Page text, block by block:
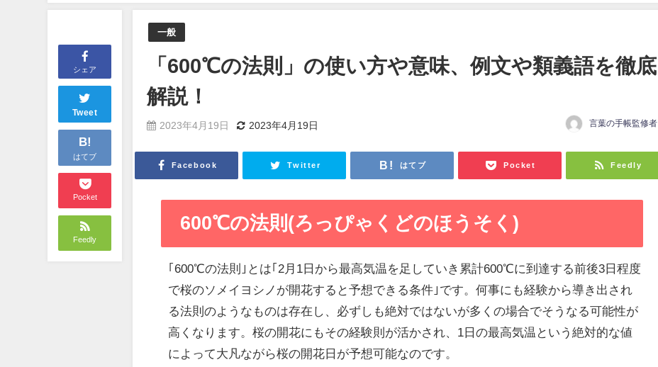
シェア
Tweet
B!
はてブ
Pocket
Feedly
一般
「600℃の法則」の使い方や意味、例文や類義語を徹底
解説！
2023年4月19日 2023年4月19日 言葉の手帳監修者
Facebook Twitter はてブ Pocket Feedly
600℃の法則(ろっぴゃくどのほうそく)
｢600℃の法則｣とは｢2月1日から最高気温を足していき累計600℃に到達する前後3日程度
で桜のソメイヨシノが開花すると予想できる条件｣です。何事にも経験から導き出され
る法則のようなものは存在し、必ずしも絶対ではないが多くの場合でそうなる可能性が
高くなります。桜の開花にもその経験則が活かされ、1日の最高気温という絶対的な値
によって大凡ながら桜の開花日が予想可能なのです。